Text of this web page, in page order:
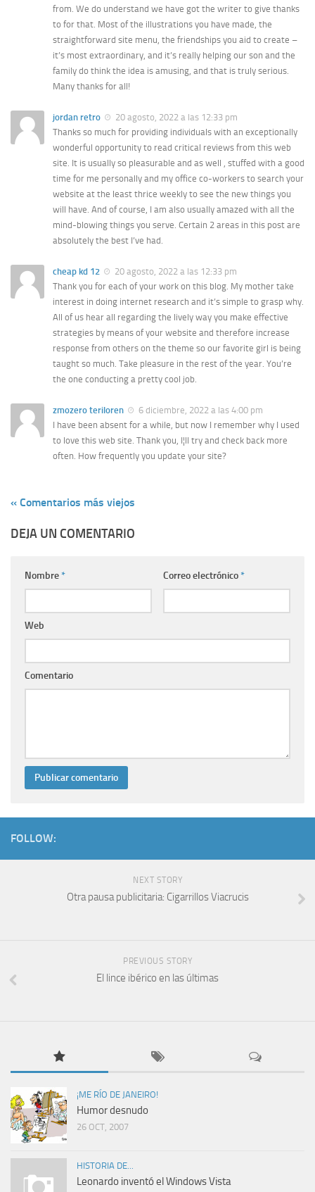
from. We do understand we have got the writer to give thanks
to for that. Most of the illustrations you have made, the
straightforward site menu, the friendships you aid to create –
it’s most extraordinary, and it’s really helping our son and the
family do think the idea is amusing, and that is truly serious.
Many thanks for all!
jordan retro
20 agosto, 2022 a las 12:33 pm
Thanks so much for providing individuals with an exceptionally
wonderful opportunity to read critical reviews from this web
site. It is usually so pleasurable and as well , stuffed with a good
time for me personally and my office co-workers to search your
website at the least thrice weekly to see the new things you
will have. And of course, I am also usually amazed with all the
mind-blowing things you serve. Certain 2 areas in this post are
absolutely the best I’ve had.
cheap kd 12
20 agosto, 2022 a las 12:33 pm
Thank you for each of your work on this blog. My mother take
interest in doing internet research and it’s simple to grasp why.
All of us hear all regarding the lively way you make effective
strategies by means of your website and therefore increase
response from others on the theme so our favorite girl is being
taught so much. Take pleasure in the rest of the year. You’re
the one conducting a pretty cool job.
zmozero teriloren
6 diciembre, 2022 a las 4:00 pm
I have been absent for a while, but now I remember why I used
to love this web site. Thank you, I¦ll try and check back more
often. How frequently you update your site?
« Comentarios más viejos
DEJA UN COMENTARIO
Nombre* Correo electrónico*
Web
Comentario
FOLLOW:
NEXT STORY
Otra pausa publicitaria: Cigarrillos Viacrucis
PREVIOUS STORY
El lince ibérico en las últimas
¡ME RÍO DE JANEIRO!
Humor desnudo
26 OCT, 2007
HISTORIA DE...
Leonardo inventó el Windows Vista